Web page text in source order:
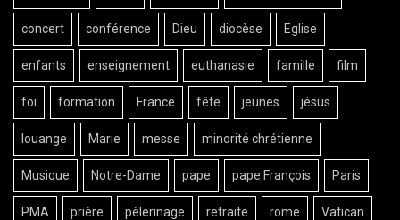
concert conférence Dieu diocèse Eglise
enfants enseignement euthanasie famille film
foi formation France fête jeunes jésus
louange Marie messe minorité chrétienne
Musique Notre-Dame pape pape François Paris
PMA prière pèlerinage retraite rome Vatican